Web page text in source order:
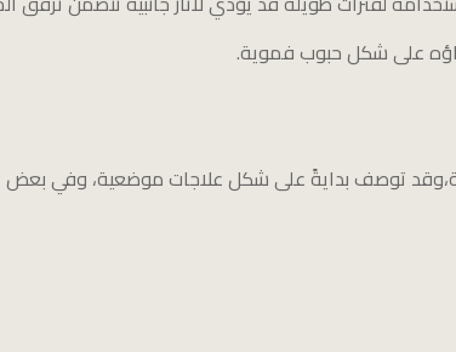
على شكل حبوب فموية.
توصف بدايةً على شكل علاجات موضعية، وفي بعض